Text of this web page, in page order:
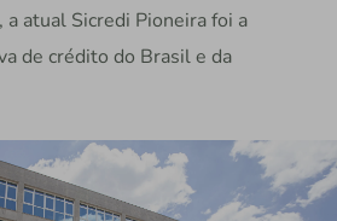
atual Sicredi Pioneira foi a
de crédito do Brasil e da